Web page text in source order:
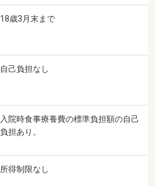
18歳3月末まで
自己負担なし
入院時食事療養費の標準負担額の自己
負担あり。
所得制限なし